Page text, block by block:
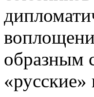
об­раз­ным